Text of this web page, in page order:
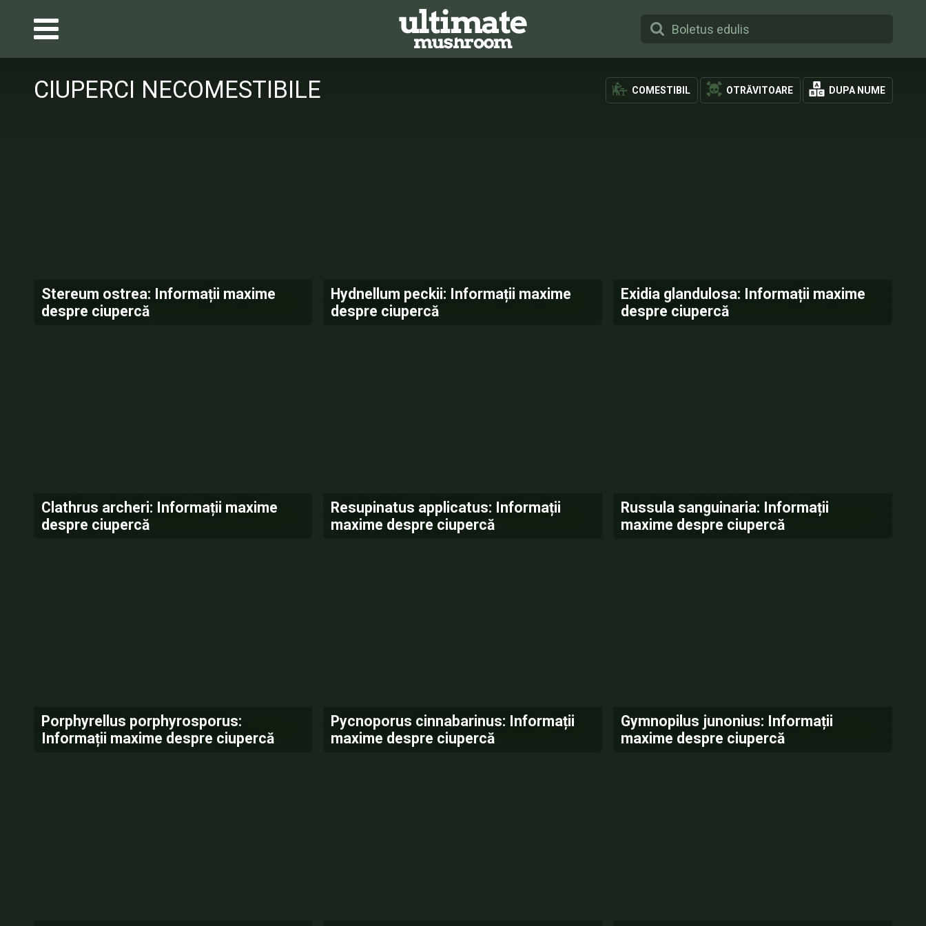
COMESTIBIL OTRĂVITOARE DUPA NUME
CIUPERCI NECOMESTIBILE
Stereum ostrea: Informații maxime
despre ciupercă
Hydnellum peckii: Informații maxime
despre ciupercă
Exidia glandulosa: Informații maxime
despre ciupercă
Clathrus archeri: Informații maxime
despre ciupercă
Resupinatus applicatus: Informații
maxime despre ciupercă
Russula sanguinaria: Informații
maxime despre ciupercă
Porphyrellus porphyrosporus:
Informații maxime despre ciupercă
Pycnoporus cinnabarinus: Informații
maxime despre ciupercă
Gymnopilus junonius: Informații
maxime despre ciupercă